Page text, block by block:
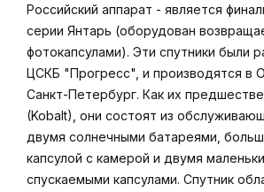
Российский аппарат - является
серии Янтарь (оборудован
фотокапсулами). Эти спутники были
ЦСКБ "Прогресс", и производятся в
Санкт-Петербург. Как их
(Kobalt), они состоят из
двумя солнечными батареями,
капсулой с камерой и двумя
спускаемыми капсулами. Спутник